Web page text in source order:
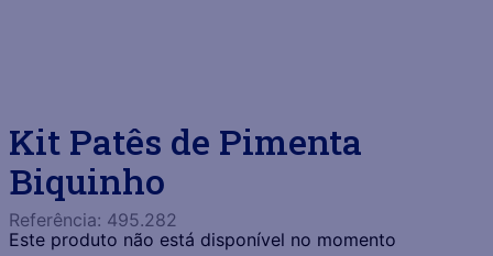
Kit Patês de Pimenta
Biquinho
Referência: 495.282
Este produto não está disponível no momento